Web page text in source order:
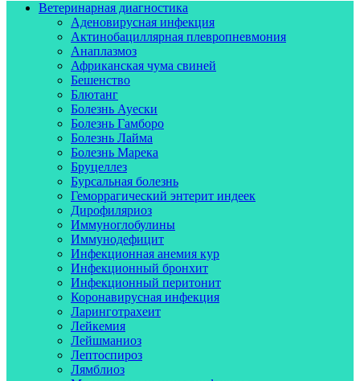
Ветеринарная диагностика
Аденовирусная инфекция
Актинобациллярная плевропневмония
Анаплазмоз
Африканская чума свиней
Бешенство
Блютанг
Болезнь Ауески
Болезнь Гамборо
Болезнь Лайма
Болезнь Марека
Бруцеллез
Бурсальная болезнь
Геморрагический энтерит индеек
Дирофиляриоз
Иммуноглобулины
Иммунодефицит
Инфекционная анемия кур
Инфекционный бронхит
Инфекционный перитонит
Коронавирусная инфекция
Ларинготрахеит
Лейкемия
Лейшманиоз
Лептоспироз
Лямблиоз